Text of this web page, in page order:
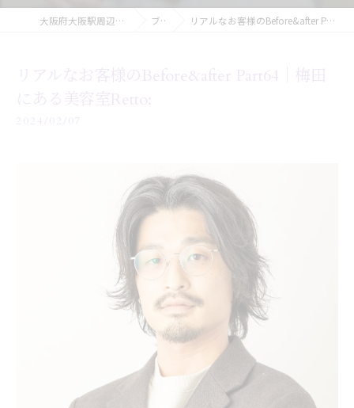
大阪府大阪駅周辺の美容院ならRetto: ブログ リアルなお客様のBefore&after Part64｜梅田にある美容室Retto:
リアルなお客様のBefore&after Part64｜梅田
にある美容室Retto:
2024/02/07